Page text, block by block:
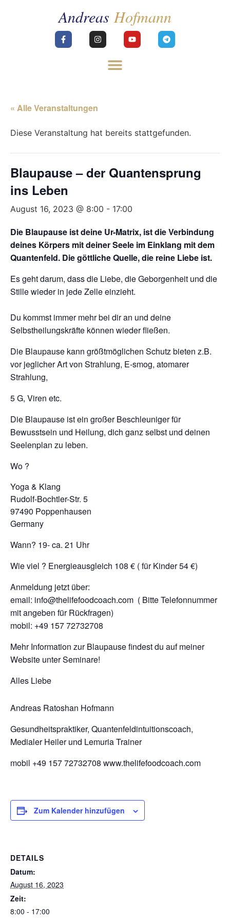
« Alle Veranstaltungen
Diese Veranstaltung hat bereits stattgefunden.
Blaupause – der Quantensprung
ins Leben
August 16, 2023 @ 8:00 - 17:00
Die Blaupause ist deine Ur-Matrix, ist die Verbindung
deines Körpers mit deiner Seele im Einklang mit dem
Quantenfeld. Die göttliche Quelle, die reine Liebe ist.
Es geht darum, dass die Liebe, die Geborgenheit und die
Stille wieder in jede Zelle einzieht.
Du kommst immer mehr bei dir an und deine
Selbstheilungskräfte können wieder fließen.
Die Blaupause kann größtmöglichen Schutz bieten z.B.
vor jeglicher Art von Strahlung, E-smog, atomarer
Strahlung,
5 G, Viren etc.
Die Blaupause ist ein großer Beschleuniger für
Bewusstsein und Heilung, dich ganz selbst und deinen
Seelenplan zu leben.
Wo ?
Yoga & Klang
Rudolf-Bochtler-Str. 5
97490 Poppenhausen
Germany
Wann? 19- ca. 21 Uhr
Wie viel ? Energieausgleich 108 € ( für Kinder 54 €)
Anmeldung jetzt über:
email: info@thelifefoodcoach.com ( Bitte Telefonnummer
mit angeben für Rückfragen)
mobil: +49 157 72732708
Mehr Information zur Blaupause findest du auf meiner
Website unter Seminare!
Alles Liebe
Andreas Ratoshan Hofmann
Gesundheitspraktiker, Quantenfeldintuitionscoach,
Medialer Heiler und Lemuria Trainer
mobil +49 157 72732708 www.thelifefoodcoach.com
Zum Kalender hinzufügen
DETAILS
Datum:
August 16, 2023
Zeit:
8:00 - 17:00